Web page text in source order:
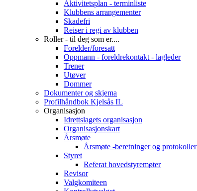
Aktivitetsplan - terminliste
Klubbens arrangementer
Skadefri
Reiser i regi av klubben
Roller - til deg som er....
Forelder/foresatt
Oppmann - foreldrekontakt - lagleder
Trener
Utøver
Dommer
Dokumenter og skjema
Profilhåndbok Kjelsås IL
Organisasjon
Idrettslagets organisasjon
Organisasjonskart
Årsmøte
Årsmøte -beretninger og protokoller
Styret
Referat hovedstyremøter
Revisor
Valgkomiteen